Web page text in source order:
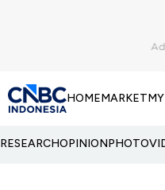
HOMEMARKET
RESEARCHOPINIONPHOTO